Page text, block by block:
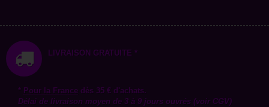
LIVRAISON GRATUITE *
* Pour la France dès 35 € d'achats.
Délai de livraison moyen de 3 à 9 jours ouvrés (voir CGV)